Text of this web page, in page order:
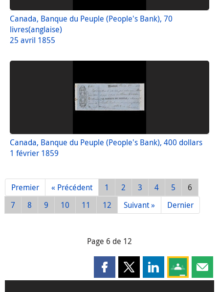
Canada, Banque du Peuple (People's Bank), 70
livres(anglaise)
25 avril 1855
Canada, Banque du Peuple (People's Bank), 400 dollars
1 février 1859
Premier « Précédent 1 2 3 4 5
6
7
8 9 10 11 12 Suivant » Dernier
Page 6 de 12
Partager cette page sur
Partager cette page sur X
Partager cette
Partagez